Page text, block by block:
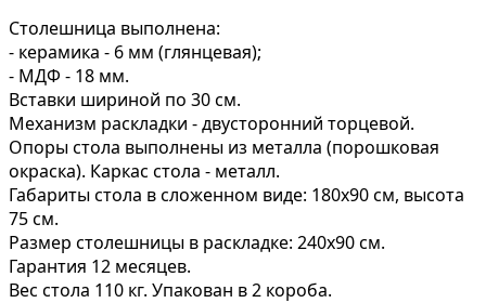
Столешница выполнена:
- керамика - 6 мм (глянцевая);
- МДФ - 18 мм.
Вставки шириной по 30 см.
Механизм раскладки - двусторонний торцевой.
Опоры стола выполнены из металла (порошковая
окраска). Каркас стола - металл.
Габариты стола в сложенном виде: 180х90 см, высота
75 см.
Размер столешницы в раскладке: 240х90 см.
Гарантия 12 месяцев.
Вес стола 110 кг. Упакован в 2 короба.